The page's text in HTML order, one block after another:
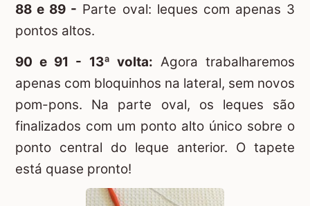
88 e 89 - Parte oval: leques com apenas 3
pontos altos.
90 e 91 - 13ª volta: Agora trabalharemos
apenas com bloquinhos na lateral, sem novos
pom-pons. Na parte oval, os leques são
finalizados com um ponto alto único sobre o
ponto central do leque anterior. O tapete
está quase pronto!